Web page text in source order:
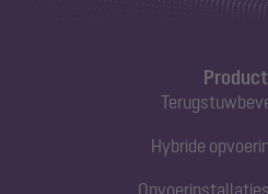
Hybride